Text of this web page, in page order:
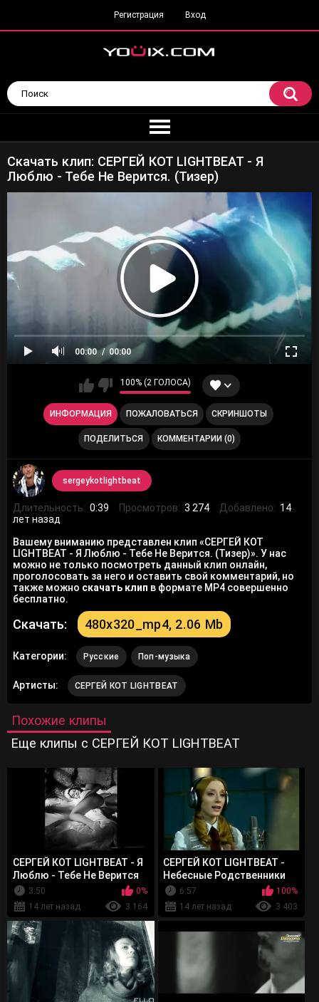
Регистрация Вход
Скачать клип: СЕРГЕЙ КОТ LIGHTBEAT - Я
Люблю - Тебе Не Верится. (Тизер)
00:00 00:00
100% (2 ГОЛОСА)
ИНФОРМАЦИЯ ПОЖАЛОВАТЬСЯ СКРИНШОТЫ
ПОДЕЛИТЬСЯ КОММЕНТАРИИ (0)
sergeykotlightbeat
Длительность: 0:39 Просмотров: 3 274 Добавлено: 14
лет назад
Вашему вниманию представлен клип «СЕРГЕЙ КОТ
LIGHTBEAT - Я Люблю - Тебе Не Верится. (Тизер)». У нас
можно не только посмотреть данный клип онлайн,
проголосовать за него и оставить свой комментарий, но
также можно скачать клип в формате MP4 совершенно
бесплатно.
Скачать: 480x320_mp4, 2.06 Mb
Категории: Русские Поп-музыка
Артисты: СЕРГЕЙ КОТ LIGHTBEAT
Похожие клипы
Еще клипы с СЕРГЕЙ КОТ LIGHTBEAT
СЕРГЕЙ КОТ LIGHTBEAT - Я
Люблю - Тебе Не Верится
(аудиоверсия)
3:50
0%
14 лет назад
3 164
СЕРГЕЙ КОТ LIGHTBEAT -
Небесные Родственники
(песни)
6:57
100%
14 лет назад
3 403